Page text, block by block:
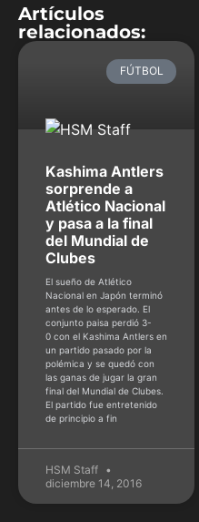
Artículos
relacionados:
FÚTBOL
Kashima Antlers
sorprende a
Atlético Nacional
y pasa a la final
del Mundial de
Clubes
El sueño de Atlético
Nacional en Japón terminó
antes de lo esperado. El
conjunto paisa perdió 3-
0 con el Kashima Antlers en
un partido pasado por la
polémica y se quedó con
las ganas de jugar la gran
final del Mundial de Clubes.
El partido fue entretenido
de principio a fin
HSM Staff
diciembre 14, 2016